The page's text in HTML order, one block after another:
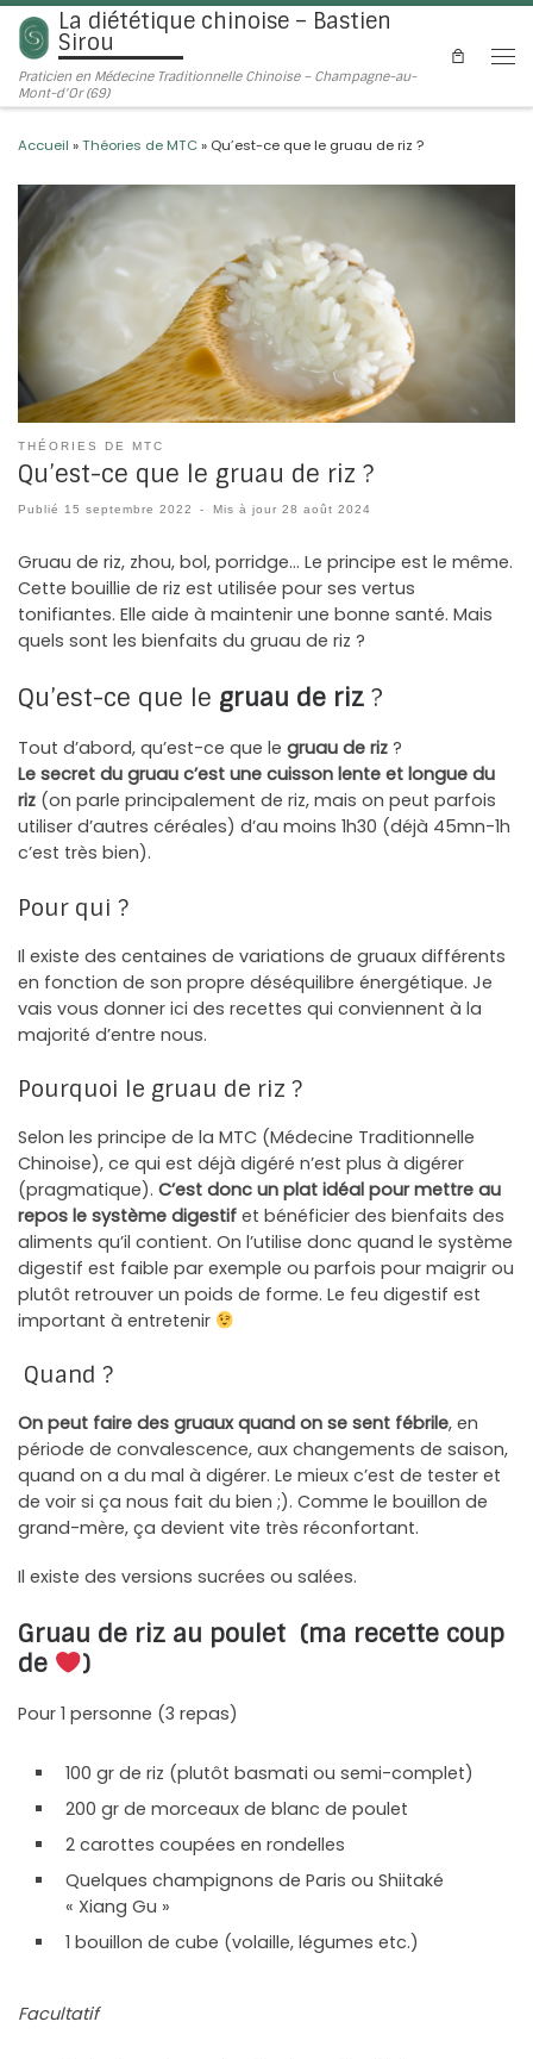
Passer au contenu
La diététique chinoise – Bastien
Sirou
Praticien en Médecine Traditionnelle Chinoise – Champagne-au-
Mont-d'Or (69)
Accueil »Théories de MTC» Qu’est-ce que le gruau de riz ?
THÉORIES DE MTC
Qu’est-ce que le gruau de riz ?
Publié 15 septembre 2022 - Mis à jour 28 août 2024
Gruau de riz, zhou, bol, porridge… Le principe est le même.
Cette bouillie de riz est utilisée pour ses vertus
tonifiantes. Elle aide à maintenir une bonne santé. Mais
quels sont les bienfaits du gruau de riz ?
Qu’est-ce que le gruau de riz ?
Tout d’abord, qu’est-ce que le gruau de riz ?
Le secret du gruau c’est une cuisson lente et longue du
riz (on parle principalement de riz, mais on peut parfois
utiliser d’autres céréales) d’au moins 1h30 (déjà 45mn-1h
c’est très bien).
Pour qui ?
Il existe des centaines de variations de gruaux différents
en fonction de son propre déséquilibre énergétique. Je
vais vous donner ici des recettes qui conviennent à la
majorité d’entre nous.
Pourquoi le gruau de riz ?
Selon les principe de la MTC (Médecine Traditionnelle
Chinoise), ce qui est déjà digéré n’est plus à digérer
(pragmatique). C’est donc un plat idéal pour mettre au
repos le système digestif et bénéficier des bienfaits des
aliments qu’il contient. On l’utilise donc quand le système
digestif est faible par exemple ou parfois pour maigrir ou
plutôt retrouver un poids de forme. Le feu digestif est
important à entretenir
Quand ?
On peut faire des gruaux quand on se sent fébrile, en
période de convalescence, aux changements de saison,
quand on a du mal à digérer. Le mieux c’est de tester et
de voir si ça nous fait du bien ;). Comme le bouillon de
grand-mère, ça devient vite très réconfortant.
Il existe des versions sucrées ou salées.
Gruau de riz au poulet (ma recette coup
de
)
Pour 1 personne (3 repas)
100 gr de riz (plutôt basmati ou semi-complet)
200 gr de morceaux de blanc de poulet
2 carottes coupées en rondelles
Quelques champignons de Paris ou Shiitaké
« Xiang Gu »
1 bouillon de cube (volaille, légumes etc.)
Facultatif